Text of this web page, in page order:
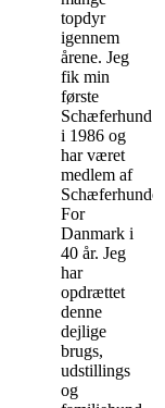
topdyr
igennem
årene. Jeg
fik min
første
Schæferhund
i 1986 og
har været
medlem af
For
Danmark i
40 år. Jeg
har
opdrættet
denne
dejlige
brugs,
udstillings
og